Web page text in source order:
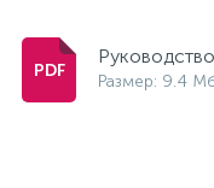
Размер: 9.4